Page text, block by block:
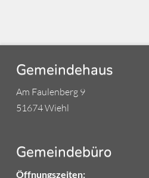
Gemeindehaus
Am Faulenberg 9
51674 Wiehl
Gemeindebüro
Öffnungszeiten: